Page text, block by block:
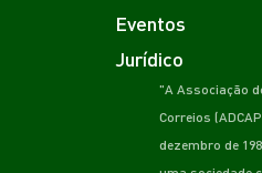
Eventos
Jurídico
"A Associação
Correios
dezembro de